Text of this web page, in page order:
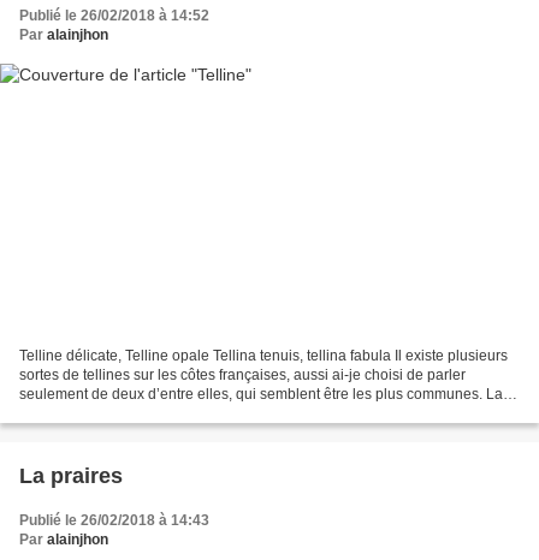
Publié le 26/02/2018 à 14:52
Par alainjhon
Telline délicate, Telline opale Tellina tenuis, tellina fabula Il existe plusieurs
sortes de tellines sur les côtes françaises, aussi ai-je choisi de parler
seulement de deux d’entre elles, qui semblent être les plus communes. La
La praires
Publié le 26/02/2018 à 14:43
Par alainjhon